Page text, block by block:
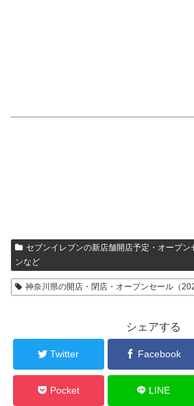
セブンイレブンの新店舗開店予定・オープン
ンなど
神奈川県の開店・閉店・オープンセール（
シェアする
Twitter Facebook
Pocket LINE